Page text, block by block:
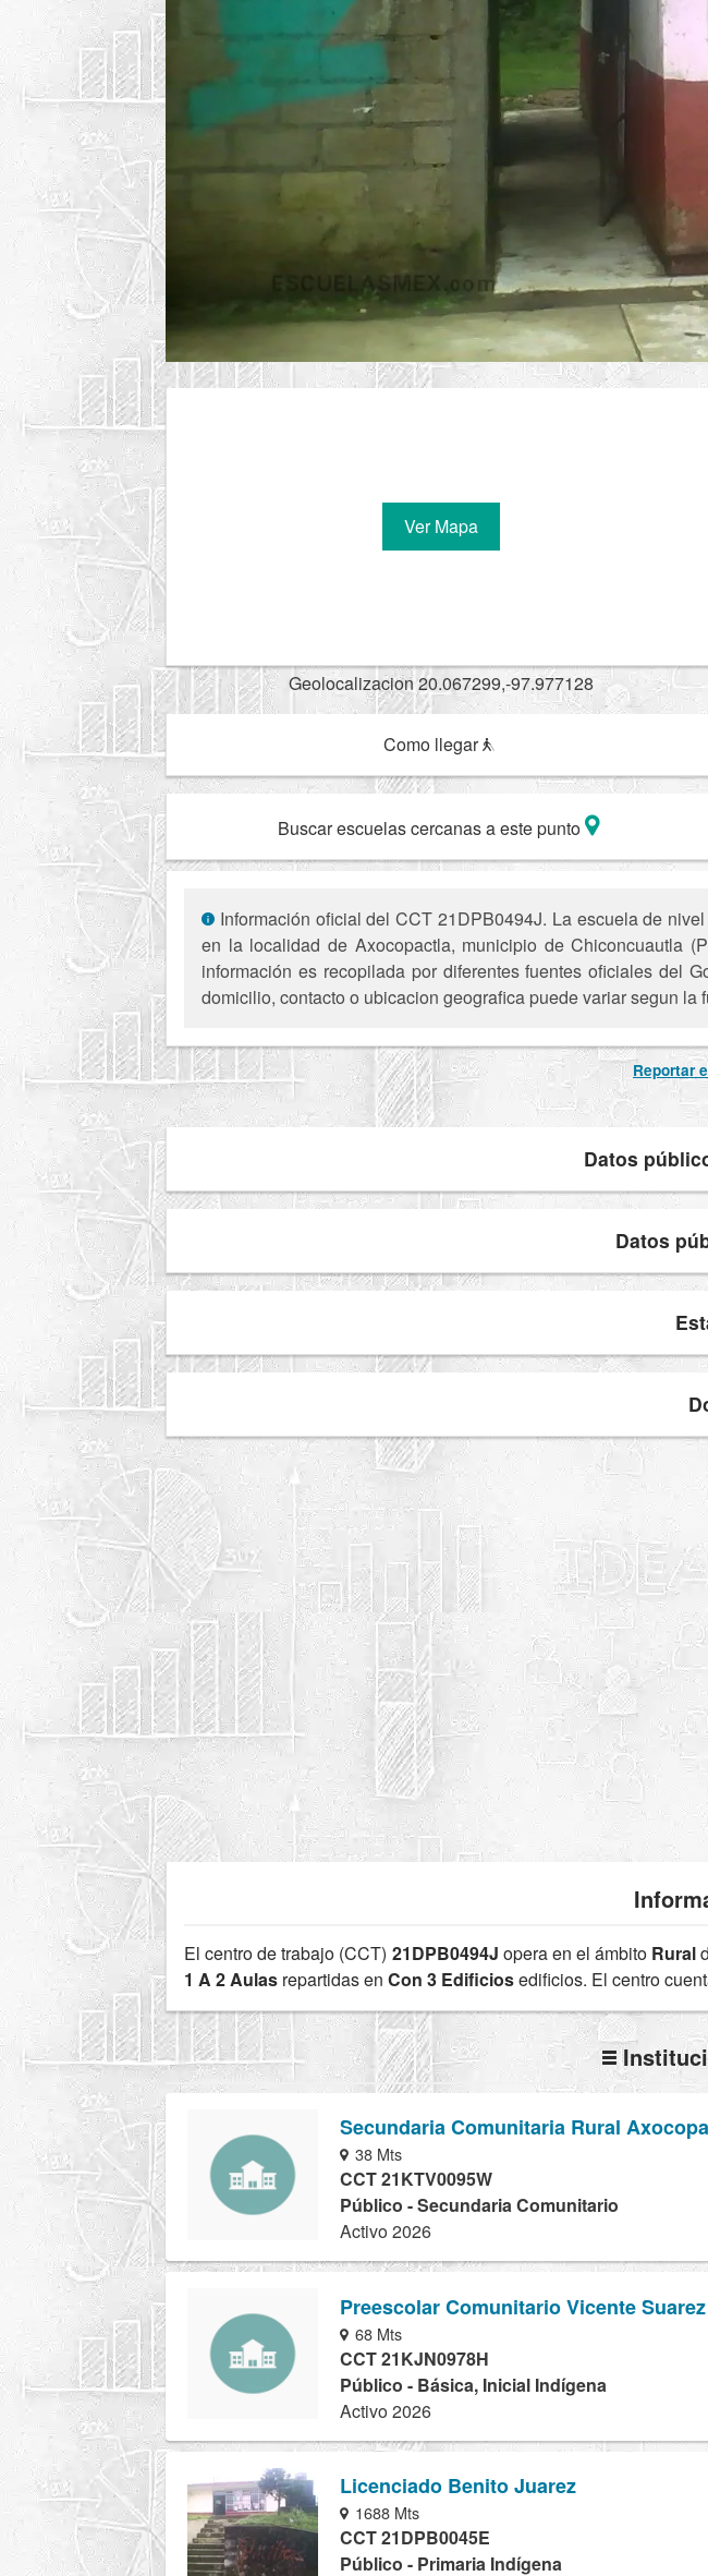
Ver Mapa
Geolocalizacion 20.067299,-97.977128
Como llegar
Buscar escuelas cercanas a este punto
Información oficial del CCT 21DPB0494J. La escuela de
en la localidad de Axocopactla, municipio de Chiconcuautla
información es recopilada por diferentes fuentes oficiales del
domicilio, contacto o ubicacion geografica puede variar segun la
Reportar
Datos
Datos
El centro de trabajo (CCT) 21DPB0494J opera en el ámbito Rural
1 A 2 Aulas repartidas en Con 3 Edificiosedificios. El centro
Secundaria Comunitaria Rural
38 Mts
CCT 21KTV0095W
Público - Secundaria Comunitario
Activo 2026
Preescolar Comunitario Vicente
68 Mts
CCT 21KJN0978H
Público - Básica, Inicial Indígena
Activo 2026
Licenciado Benito Juarez
1688 Mts
CCT 21DPB0045E
Público - Primaria Indígena